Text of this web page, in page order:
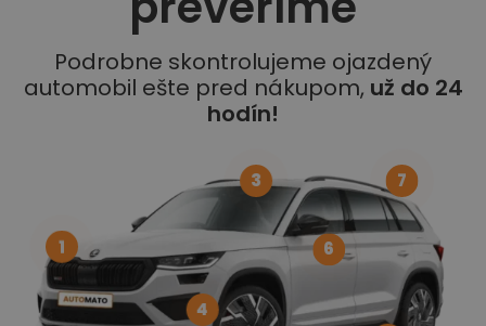
Podrobne skontrolujeme ojazdený
automobil ešte pred nákupom, už do 24
hodín!
1
3
4
6
7